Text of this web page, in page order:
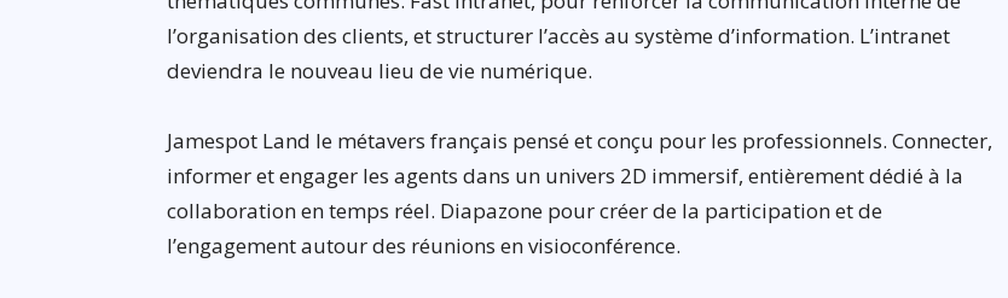
l’organisation des clients, et structurer l’accès au système d’information. L’intranet
deviendra le nouveau lieu de vie numérique.
Jamespot Land le métavers français pensé et conçu pour les professionnels. Connecter,
informer et engager les agents dans un univers 2D immersif, entièrement dédié à la
collaboration en temps réel. Diapazone pour créer de la participation et de
l’engagement autour des réunions en visioconférence.